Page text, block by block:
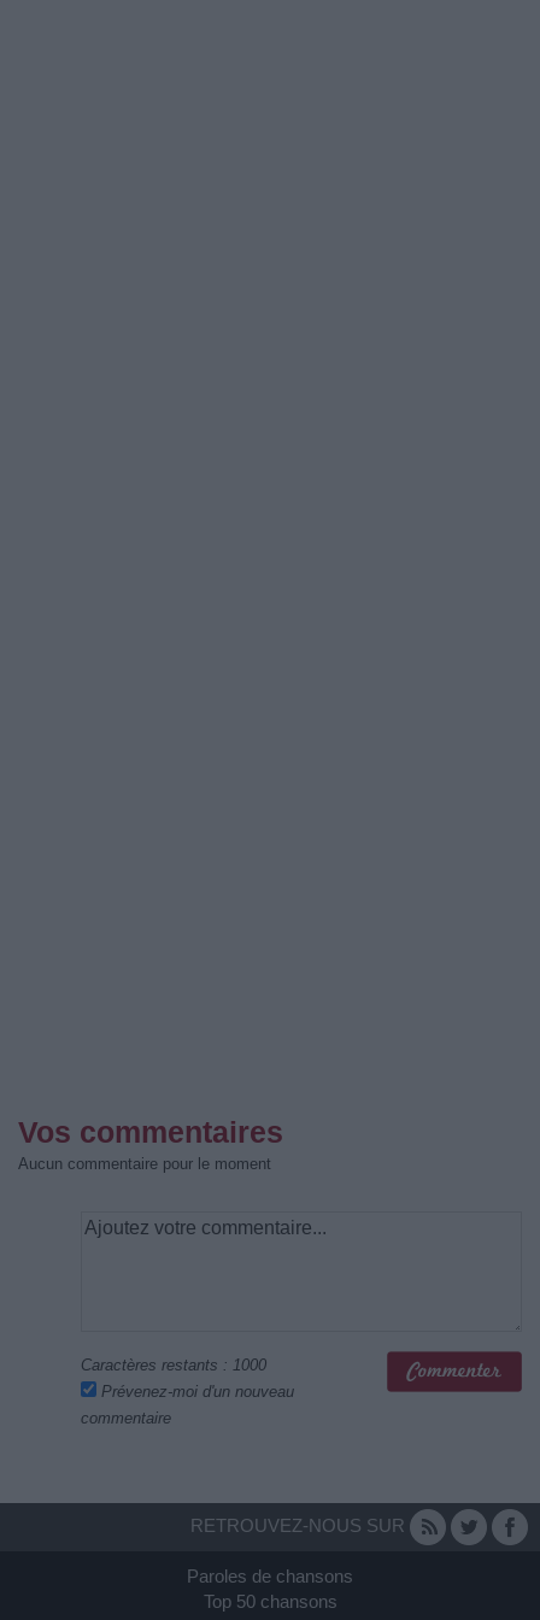
Vos commentaires
Aucun commentaire pour le moment
Caractères restants : 1000
Prévenez-moi d'un nouveau
commentaire
RETROUVEZ-NOUS SUR
Paroles de chansons
Top 50 chansons